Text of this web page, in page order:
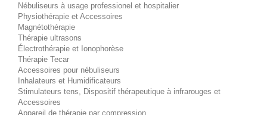
Nébuliseurs à usage professionel et hospitalier
Physiothérapie et Accessoires
Magnétothérapie
Thérapie ultrasons
Électrothérapie et Ionophorèse
Thérapie Tecar
Accessoires pour nébuliseurs
Inhalateurs et Humidificateurs
Stimulateurs tens, Dispositif thérapeutique à infrarouges et
Accessoires
Appareil de thérapie par compression